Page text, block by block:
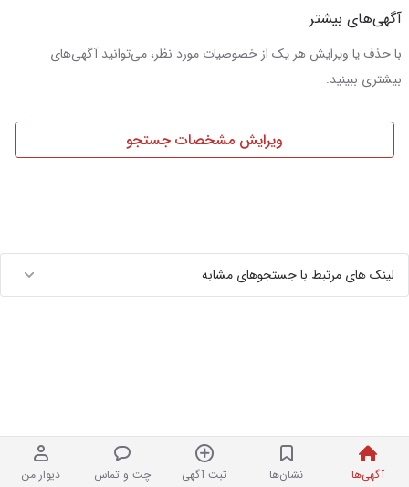
آگهی‌ها نشان‌ها ثبت آگهی چت و تماس دیوار من
آگهی‌های بیشتر
با حذف یا ویرایش هر یک از خصوصیات مورد نظر، می‌توانید آگهی‌های
بیشتری ببینید.
ویرایش مشخصات جستجو
لینک های مرتبط با جستجوهای مشابه